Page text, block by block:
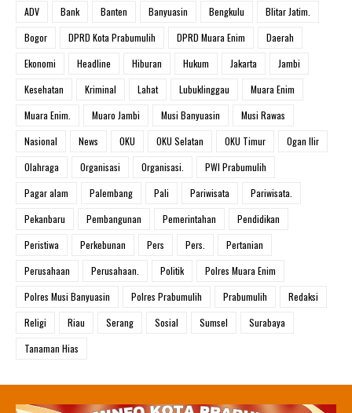
ADV Bank Banten Banyuasin Bengkulu
Blitar Jatim.
Bogor
DPRD Kota Prabumulih DPRD Muara Enim
Daerah
Ekonomi
Headline Hiburan Hukum Jakarta
Jambi
Kesehatan
Kriminal Lahat Lubuklinggau
Muara Enim
Muara Enim.
Muaro Jambi Musi Banyuasin
Musi Rawas
Nasional
News OKU OKU Selatan OKU Timur
Ogan Ilir
Olahraga
Organisasi Organisasi.
PWI Prabumulih
Pagar alam
Palembang Pali Pariwisata
Pariwisata.
Pekanbaru
Pembangunan Pemerintahan
Pendidikan
Peristiwa
Perkebunan Pers Pers.
Pertanian
Perusahaan
Perusahaan. Politik
Polres Muara Enim
Polres Musi Banyuasin
Polres Prabumulih Prabumulih
Redaksi
Religi
Riau Serang Sosial Sumsel
Surabaya
Tanaman Hias